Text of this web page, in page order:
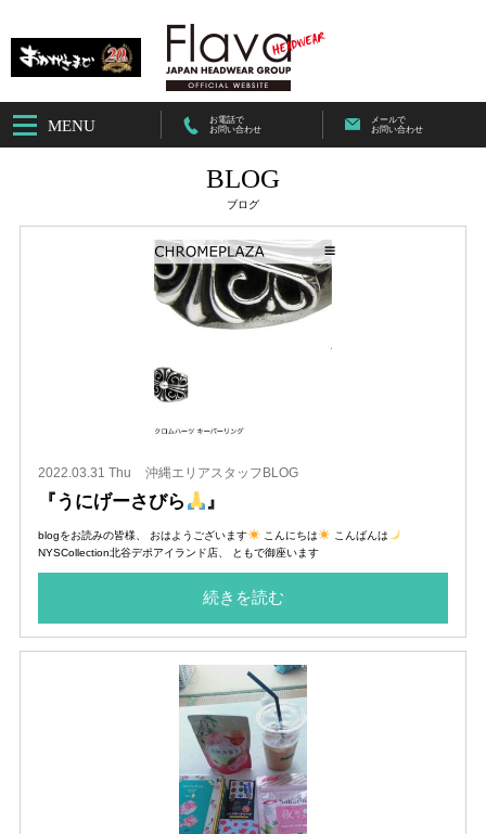
MENU
お電話で
お問い合わせ
メールで
お問い合わせ
BLOG
ブログ
2022.03.31 Thu 沖縄エリアスタッフBLOG
『うにげーさびら 』
blogをお読みの皆様、 おはようございます こんにちは
こんばんは
NYSCollection北谷デポアイランド店、 ともで御座います
続きを読む